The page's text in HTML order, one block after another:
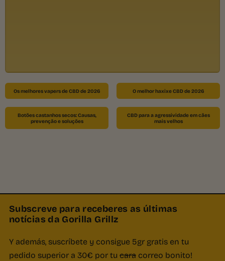
Os melhores vapers de CBD de 2026 O melhor haxixe CBD de 2026
Botões castanhos secos: Causas,
prevenção e soluções
CBD para a agressividade em cães
mais velhos
Subscreve para receberes as últimas
notícias da Gorilla Grillz
Y además, suscríbete y consigue 5gr gratis en tu
pedido superior a 30€ por tu cara correo bonito!